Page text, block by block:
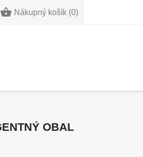
 Nákupný košík (0)
OBAL